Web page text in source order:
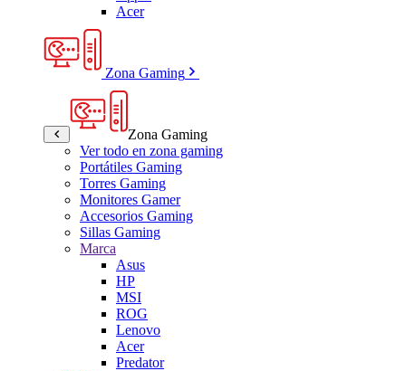
Acer
Zona Gaming
Zona Gaming
Ver todo en zona gaming
Portátiles Gaming
Torres Gaming
Monitores Gamer
Accesorios Gaming
Sillas Gaming
Marca
Asus
HP
MSI
ROG
Lenovo
Acer
Predator